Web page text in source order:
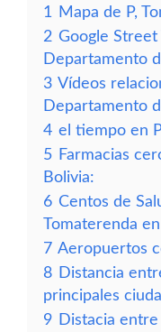
1
Mapa de P,
2 Google Street
Departamento
3 Vídeos
Departamento
4 el tiempo en
5 Farmacias
Bolivia:
6 Centos de
Tomaterenda
7 Aeropuertos
8 Distancia
principales
9 Distacia entre